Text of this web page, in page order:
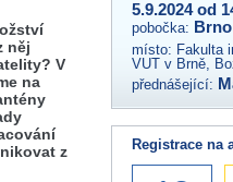
něj
V
na
z
5.9.2024 od
pobočka: Brno
místo: Fakulta
VUT v Brně,
přednášející:
Registrace na